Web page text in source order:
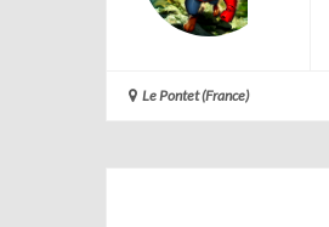
Le Pontet (France)